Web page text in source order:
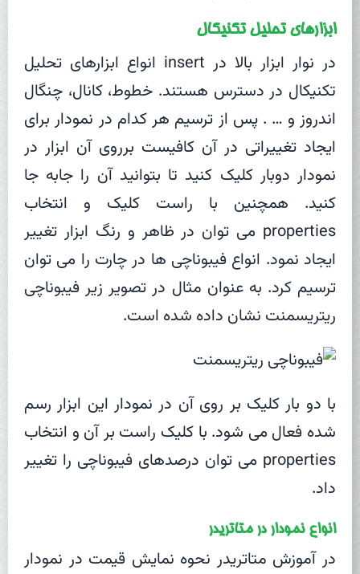
ابزارهای تحلیل تکنیکال
در نوار ابزار بالا در insert انواع ابزارهای تحلیل
تکنیکال در دسترس هستند. خطوط، کانال، چنگال
اندروز و … . پس از ترسیم هر کدام در نمودار برای
ایجاد تغییراتی در آن کافیست برروی آن ابزار در
نمودار دوبار کلیک کنید تا بتوانید آن را جابه جا
کنید. همچنین با راست کلیک و انتخاب
properties می توان در ظاهر و رنگ ابزار تغییر
ایجاد نمود. انواع فیبوناچی ها در چارت را می توان
ترسیم کرد. به عنوان مثال در تصویر زیر فیبوناچی
ریتریسمنت نشان داده شده است.
با دو بار کلیک بر روی آن در نمودار این ابزار رسم
شده فعال می شود. با کلیک راست بر آن و انتخاب
properties می توان درصدهای فیبوناچی را تغییر
داد.
انواع نمودار در متاتریدر
در آموزش متاتریدر نحوه نمایش قیمت در نمودار